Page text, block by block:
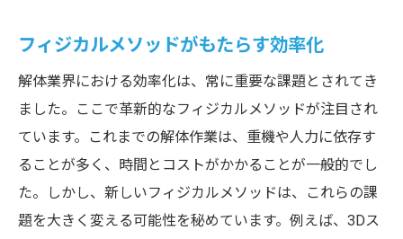
フィジカル技術が開く新しい市場
未来志向の解体現場を実現する技術
フィジカルメソッドが解体の未来をサステナブ
ルに変える
サステナブルな解体を支える技術革新
フィジカルメソッドで進化する解体プロセ
ス
フィジカルメソッドがもたらす効率化
解体業界における効率化は、常に重要な課題とされてき
ました。ここで革新的なフィジカルメソッドが注目され
ています。これまでの解体作業は、重機や人力に依存す
ることが多く、時間とコストがかかることが一般的でし
た。しかし、新しいフィジカルメソッドは、これらの課
題を大きく変える可能性を秘めています。例えば、3Dス